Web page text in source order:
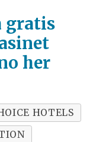
gratis
her
HOTELS